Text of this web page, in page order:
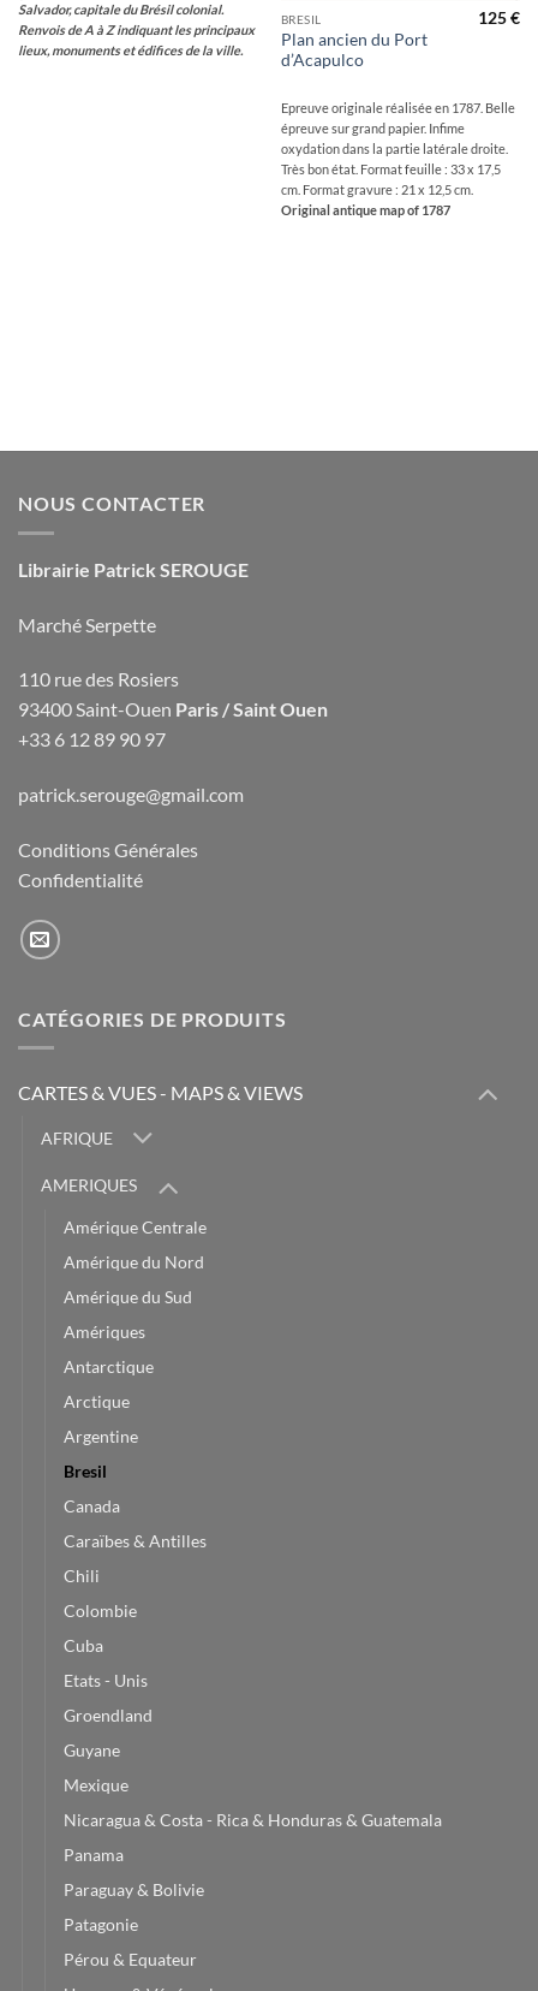
Salvador, capitale du Brésil colonial.
Renvois de A à Z indiquant les principaux
lieux, monuments et édifices de la ville.
BRESIL
Plan ancien du Port
d’Acapulco
125€
Epreuve originale réalisée en 1787. Belle
épreuve sur grand papier. Infime
oxydation dans la partie latérale droite.
Très bon état. Format feuille : 33 x 17,5
cm. Format gravure : 21 x 12,5 cm.
Original antique map of 1787
NOUS CONTACTER
Librairie Patrick SEROUGE
Marché Serpette
110 rue des Rosiers
93400 Saint-Ouen Paris / Saint Ouen
+33 6 12 89 90 97
patrick.serouge@gmail.com
Conditions Générales
Confidentialité
CATÉGORIES DE PRODUITS
CARTES & VUES - MAPS & VIEWS
AFRIQUE
AMERIQUES
Amérique Centrale
Amérique du Nord
Amérique du Sud
Amériques
Antarctique
Arctique
Argentine
Bresil
Canada
Caraïbes & Antilles
Chili
Colombie
Cuba
Etats - Unis
Groendland
Guyane
Mexique
Nicaragua & Costa - Rica & Honduras & Guatemala
Panama
Paraguay & Bolivie
Patagonie
Pérou & Equateur